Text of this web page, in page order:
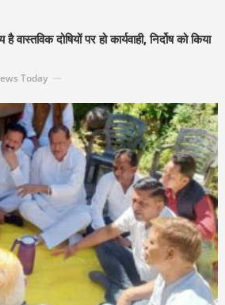
दोषियों पर हो कार्यवाही, निर्दोष को किया
Today